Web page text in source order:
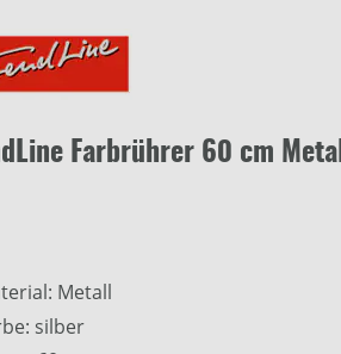
Farbrührer 60 cm Metall
Metall
silber